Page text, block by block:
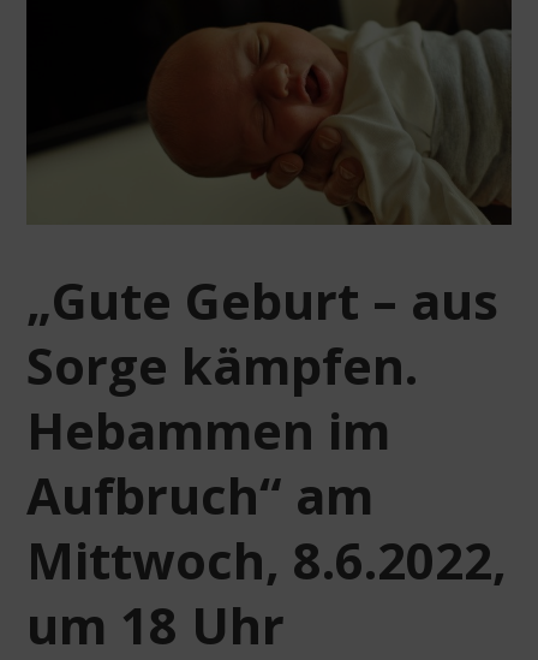
„Gute Geburt – aus
Sorge kämpfen.
Hebammen im
Aufbruch“ am
Mittwoch, 8.6.2022,
um 18 Uhr